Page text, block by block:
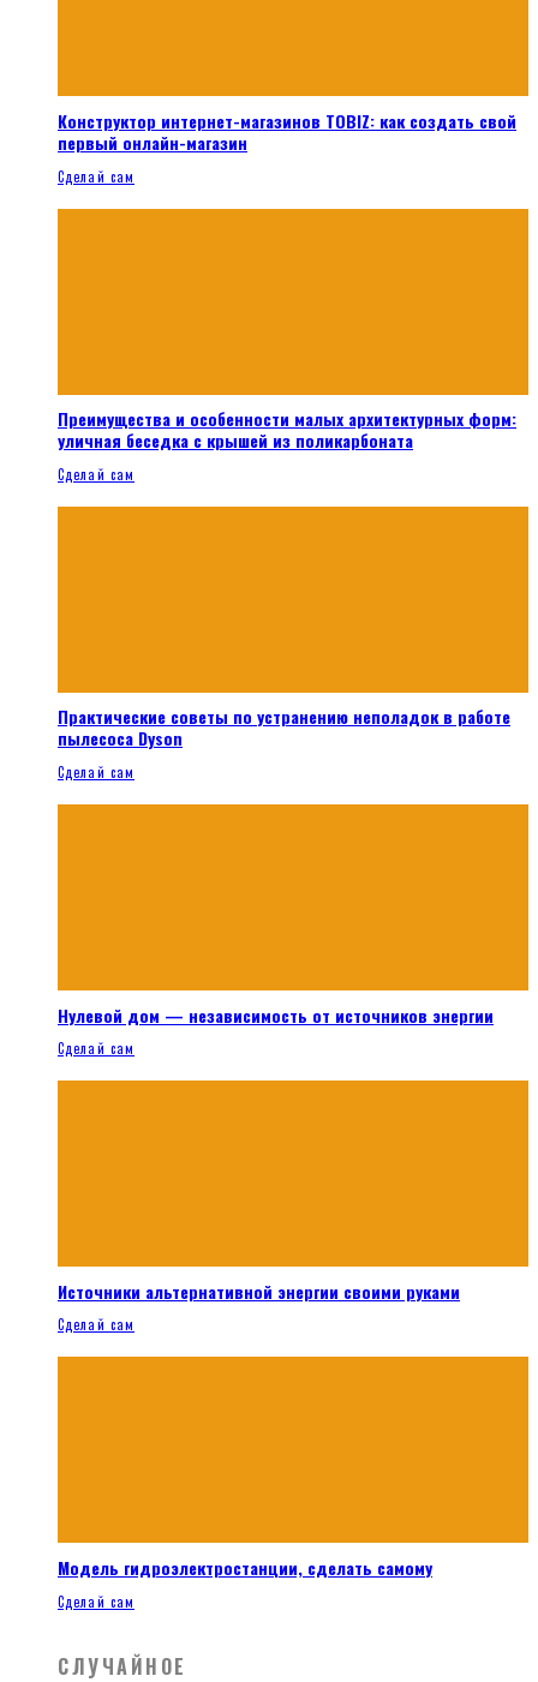
Конструктор интернет-магазинов TOBIZ: как создать свой
первый онлайн-магазин
Сделай сам
Преимущества и особенности малых архитектурных форм:
уличная беседка с крышей из поликарбоната
Сделай сам
Практические советы по устранению неполадок в работе
пылесоса Dyson
Сделай сам
Нулевой дом — независимость от источников энергии
Сделай сам
Источники альтернативной энергии своими руками
Сделай сам
Модель гидроэлектростанции, сделать самому
Сделай сам
СЛУЧАЙНОЕ